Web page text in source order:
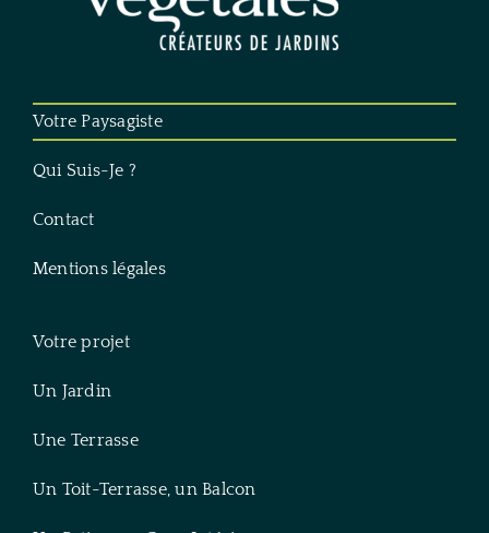
Votre Paysagiste
Qui Suis-Je ?
Contact
Mentions légales
Votre projet
Un Jardin
Une Terrasse
Un Toit-Terrasse, un Balcon